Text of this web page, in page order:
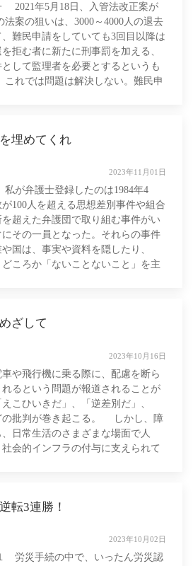
年5月18日、入管法改正案が
案の狙いは、3000～4000人の退去
難民申請をしていても3回目以降は
拒む者に新たに刑事罰を加える、
して監理者を必要とするというも
れでは問題は解決しない。難民申
を埋めてくれ
2023年11月01日
弁護士登録したのは1984年4
100人を超える思想差別事件や組合
超えた弁護団で取り組む事件がい
その一員となった。それらの事件
国は、事実や資料を隠したり、
どころか「ないことないこと」を主
めざして
2023年10月16日
や飛行機に乗る際に、配慮を断ら
るという問題が報道されることが
こひいきだ」、「逆差別だ」、
の批判が巻き起こる。 しかし、障
日常生活のさまざまな場面で人
会的インフラの付与に支えられて
逆転3連勝！
2023年10月02日
災手続の中で、いったん労災認